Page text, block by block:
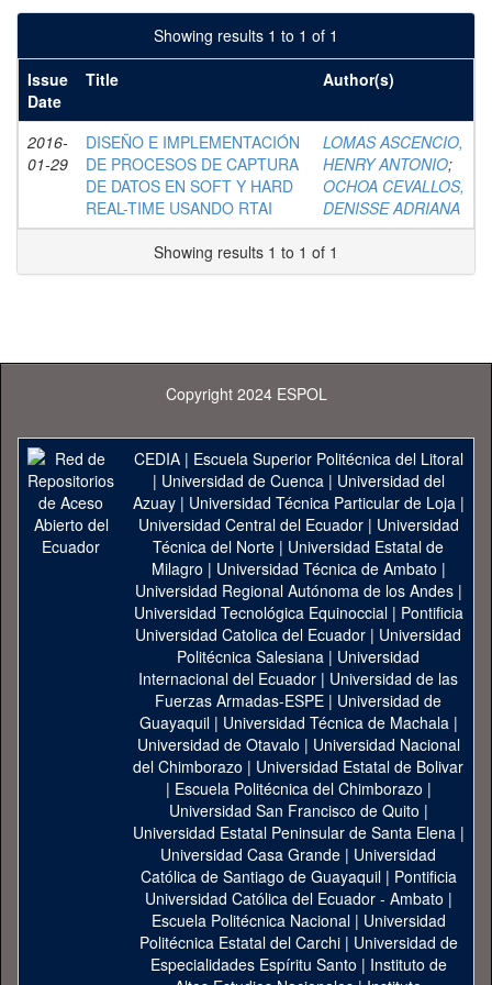
Showing results 1 to 1 of 1
Issue
Date
Title Author(s)
2016-
01-29
DISEÑO E IMPLEMENTACIÓN
DE PROCESOS DE CAPTURA
DE DATOS EN SOFT Y HARD
REAL-TIME USANDO RTAI
LOMAS ASCENCIO,
HENRY ANTONIO;
OCHOA CEVALLOS,
DENISSE ADRIANA
Showing results 1 to 1 of 1
Copyright 2024 ESPOL
CEDIA| Escuela Superior Politécnica del Litoral
| Universidad de Cuenca| Universidad del
Azuay| Universidad Técnica Particular de Loja|
Universidad Central del Ecuador| Universidad
Técnica del Norte | Universidad Estatal de
Milagro | Universidad Técnica de Ambato |
Universidad Regional Autónoma de los Andes|
Universidad Tecnológica Equinoccial| Pontificia
Universidad Catolica del Ecuador | Universidad
Politécnica Salesiana | Universidad
Internacional del Ecuador | Universidad de las
Fuerzas Armadas-ESPE | Universidad de
Guayaquil| Universidad Técnica de Machala|
Universidad de Otavalo | Universidad Nacional
del Chimborazo | Universidad Estatal de Bolivar
| Escuela Politécnica del Chimborazo |
Universidad San Francisco de Quito |
Universidad Estatal Peninsular de Santa Elena|
Universidad Casa Grande | Universidad
Católica de Santiago de Guayaquil| Pontificia
Universidad Católica del Ecuador - Ambato |
Escuela Politécnica Nacional| Universidad
Politécnica Estatal del Carchi| Universidad de
Especialidades Espíritu Santo | Instituto de